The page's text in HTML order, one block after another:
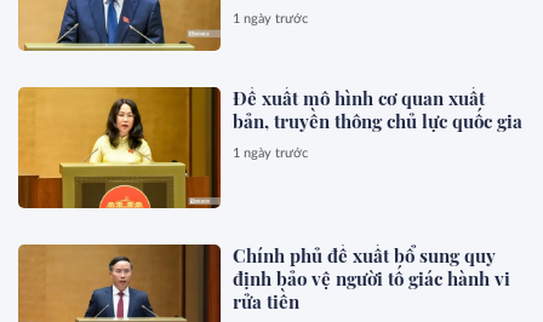
1 ngày trước
Đề xuất mô hình cơ quan xuất
bản, truyền thông chủ lực quốc gia
1 ngày trước
Chính phủ đề xuất bổ sung quy
định bảo vệ người tố giác hành vi
rửa tiền